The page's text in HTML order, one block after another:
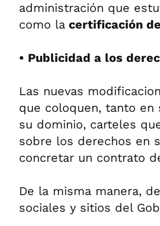
administración que
como la certificación
• Publicidad a los
Las nuevas
que coloquen, tanto
su dominio, carteles
sobre los derechos en
concretar un contrato
De la misma manera,
sociales y sitios del